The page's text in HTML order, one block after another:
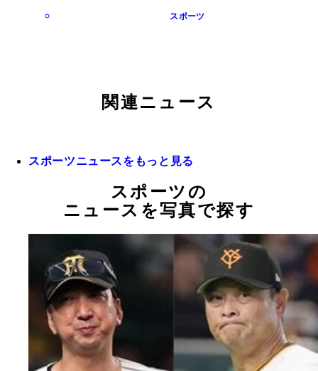
スポーツ
関連ニュース
スポーツニュースをもっと見る
スポーツの
ニュースを写真で探す